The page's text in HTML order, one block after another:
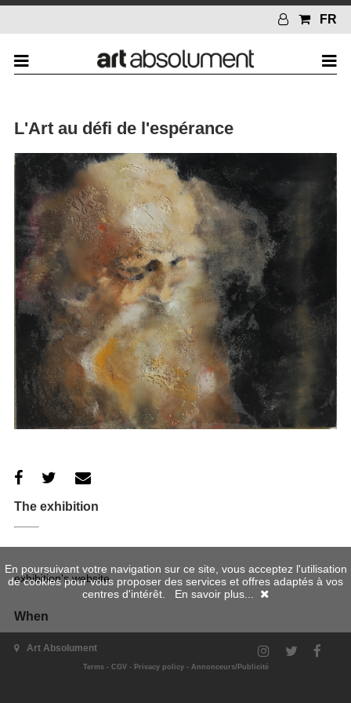
FR
L'Art au défi de l'espérance
The exhibition
exhibition's website
When
Art Absolument
Terms- CGV- Privacy policy- Annonceurs/Publicité
En poursuivant votre navigation sur ce site, vous acceptez l'utilisation
de cookies pour vous proposer des services et offres adaptés à vos
centres d'intérêt. En savoir plus...